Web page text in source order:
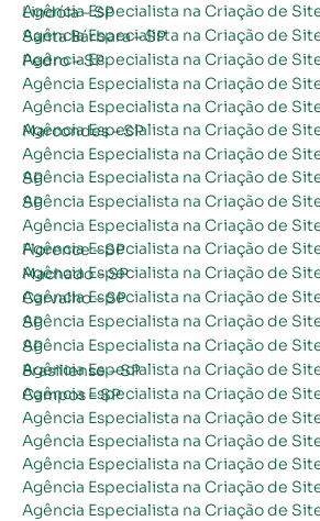
Agência Especialista na Criação de Site em Águas de Lindóia – SP
Agência Especialista na Criação de Site em Águas de Santa Bárbara – SP
Agência Especialista na Criação de Site em Águas de São Pedro – SP
Agência Especialista na Criação de
Agência Especialista na Criação de
Agência Especialista na Criação de Site em Alfredo Marcondes – SP
Agência Especialista na Criação de
Agência Especialista na Criação de Site em Altinópolis – SP
Agência Especialista na Criação de Site em Alto Alegre – SP
Agência Especialista na Criação de
Agência Especialista na Criação de Site em Álvares Florence – SP
Agência Especialista na Criação de Site em Álvares Machado – SP
Agência Especialista na Criação de Site em Álvaro de Carvalho – SP
Agência Especialista na Criação de Site em Alvinlândia – SP
Agência Especialista na Criação de Site em Americana – SP
Agência Especialista na Criação de Site em Américo Brasiliense – SP
Agência Especialista na Criação de Site em Américo de Campos – SP
Agência Especialista na Criação de
Agência Especialista na Criação de
Agência Especialista na Criação de
Agência Especialista na Criação de
Agência Especialista na Criação de